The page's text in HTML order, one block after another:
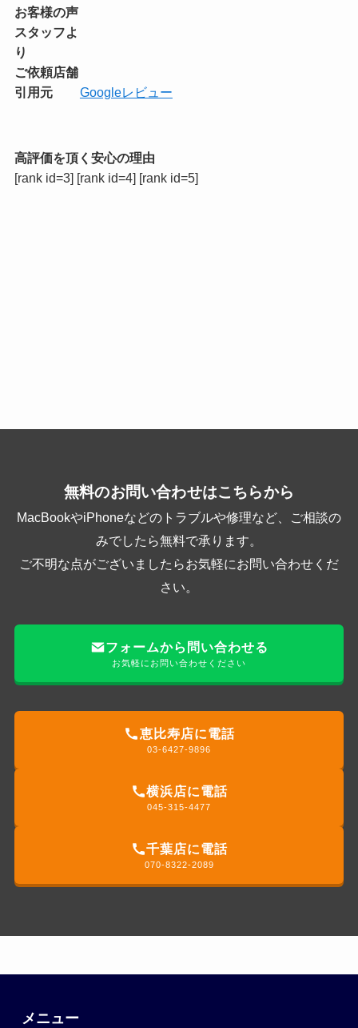
お客様の声
スタッフよ
り
ご依頼店舗
引用元
Googleレビュー
高評価を頂く安心の理由
[rank id=3] [rank id=4] [rank id=5]
無料のお問い合わせはこちらから
MacBookやiPhoneなどのトラブルや修理など、ご相談の
みでしたら無料で承ります。
ご不明な点がございましたらお気軽にお問い合わせくだ
さい。
フォームから問い合わせる
お気軽にお問い合わせください
恵比寿店に電話
03-6427-9896
横浜店に電話
045-315-4477
千葉店に電話
070-8322-2089
メニュー